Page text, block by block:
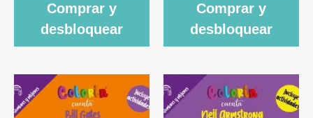
Comprar y
desbloquear
Comprar y
desbloquear